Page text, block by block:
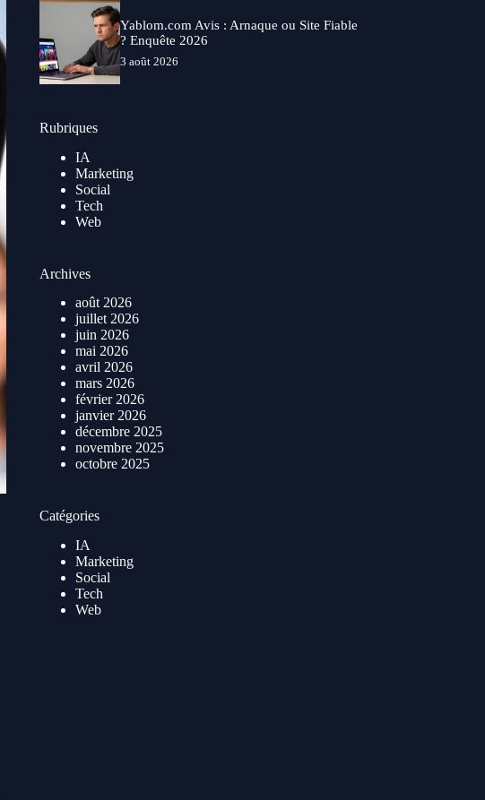
Yablom.com Avis : Arnaque ou Site Fiable
? Enquête 2026
3 août 2026
Rubriques
IA
Marketing
Social
Tech
Web
Archives
août 2026
juillet 2026
juin 2026
mai 2026
avril 2026
mars 2026
février 2026
janvier 2026
décembre 2025
novembre 2025
octobre 2025
Catégories
IA
Marketing
Social
Tech
Web